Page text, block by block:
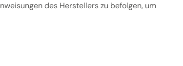
des Herstellers zu befolgen, um